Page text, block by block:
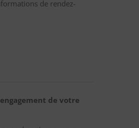
de rendez-
de votre